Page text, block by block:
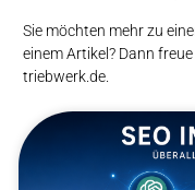
Sie möchten mehr zu
einem Artikel? Dann
triebwerk.de.